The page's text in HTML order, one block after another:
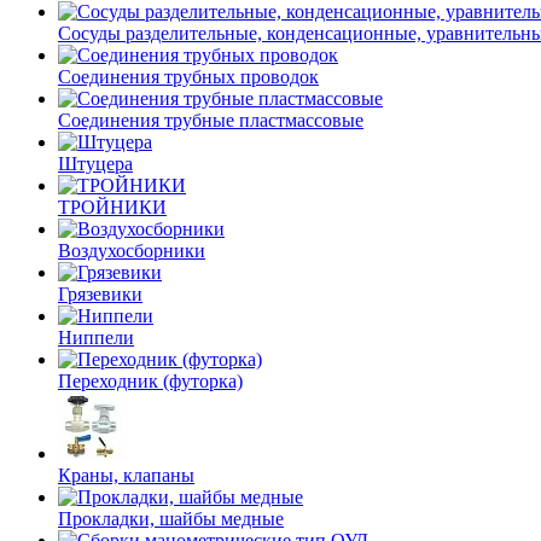
Сосуды разделительные, конденсационные,
Соединения трубных проводок
Соединения трубные пластмассовые
Штуцера
ТРОЙНИКИ
Воздухосборники
Грязевики
Ниппели
Переходник (футорка)
Краны, клапаны
Прокладки, шайбы медные